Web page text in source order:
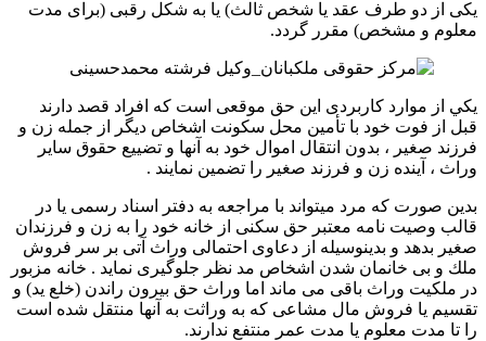
یکی از دو طرف عقد یا شخص ثالث) یا به شکل رقبی (برای مدت
معلوم و مشخص) مقرر گردد.
يكي از موارد كاربردی اين حق موقعی است كه افراد قصد دارند
قبل از فوت خود با تأمين محل سكونت اشخاص ديگر از جمله زن و
فرزند صغير ، بدون انتقال اموال خود به آنها و تضييع حقوق ساير
وراث ، آينده زن و فرزند صغير را تضمين نمايند .
بدين صورت كه مرد میتواند با مراجعه به دفتر اسناد رسمی يا در
قالب وصيت نامه معتبر حق سكنی از خانه خود را به زن و فرزندان
صغير بدهد و بدينوسيله از دعاوی احتمالی وراث آتی بر سر فروش
ملك و بی خانمان شدن اشخاص مد نظر جلوگيری نمايد . خانه مزبور
در ملكيت وراث باقی می ماند اما وراث حق بيرون راندن (خلع يد) و
تقسيم يا فروش مال مشاعی كه به وراثت به آنها منتقل شده است
را تا مدت معلوم يا مدت عمر منتفع ندارند.